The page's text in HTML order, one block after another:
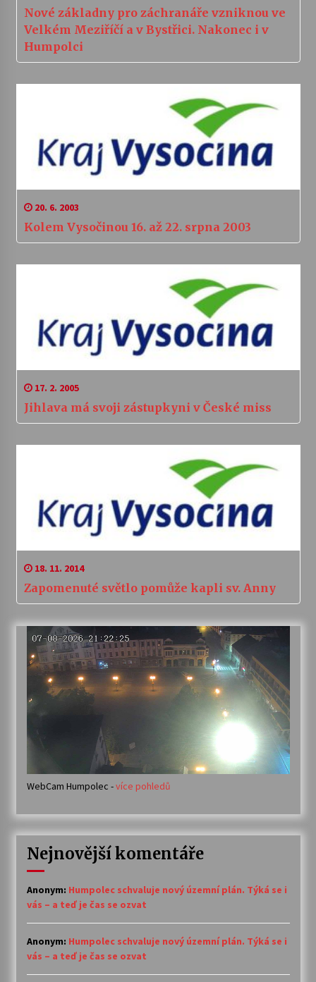
Nové základny pro záchranáře vzniknou ve
Velkém Meziříčí a v Bystřici. Nakonec i v
Humpolci
20. 6. 2003
Kolem Vysočinou 16. až 22. srpna 2003
17. 2. 2005
Jihlava má svoji zástupkyni v České miss
18. 11. 2014
Zapomenuté světlo pomůže kapli sv. Anny
WebCam Humpolec -více pohledů
Nejnovější komentáře
Anonym: Humpolec schvaluje nový územní plán. Týká se i
vás – a teď je čas se ozvat
Anonym: Humpolec schvaluje nový územní plán. Týká se i
vás – a teď je čas se ozvat